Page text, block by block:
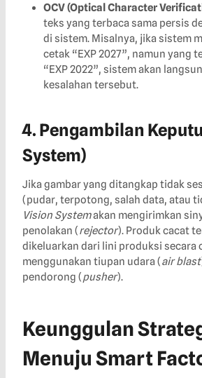
OCV (Optical Character
teks yang terbaca sama persis
di sistem. Misalnya, jika sistem
cetak “EXP 2027”, namun yang
“EXP 2022”, sistem akan
kesalahan tersebut.
4. Pengambilan
System)
Jika gambar yang ditangkap tidak
(pudar, terpotong, salah data, atau
Vision Systemakan mengirimkan
penolakan (rejector). Produk cacat
dikeluarkan dari lini produksi secara
menggunakan tiupan udara (air blast
pendorong (pusher).
Keunggulan
Menuju Smart